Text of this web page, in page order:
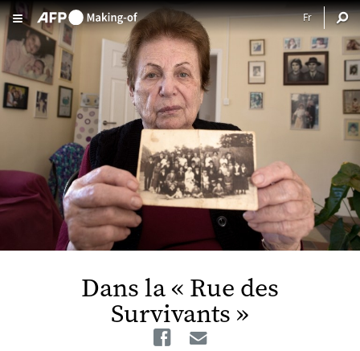
Aller au contenu principal
Dans la « Rue des
Survivants »
Facebook